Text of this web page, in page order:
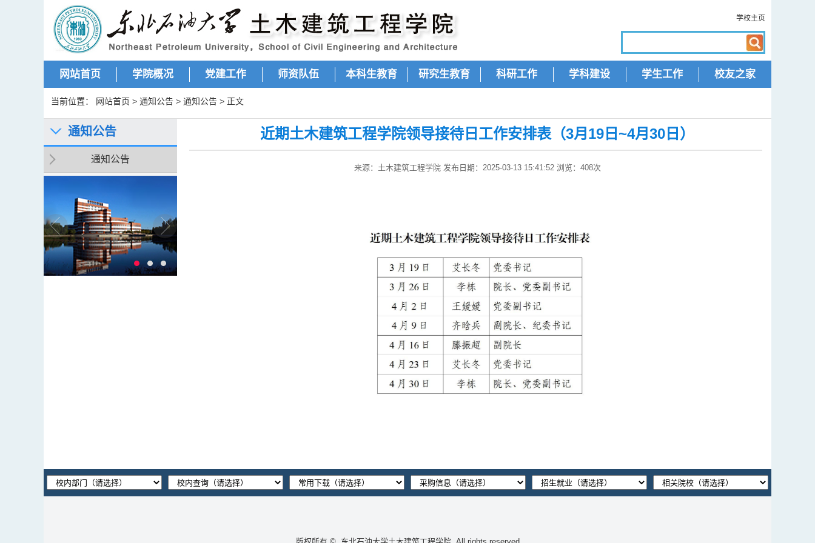
学校主页
网站首页 学院概况 党建工作 师资队伍 本科生教育 研究生教育 科研工作 学科建设 学生工作 校友之家
当前位置： 网站首页 > 通知公告 > 通知公告 > 正文
通知公告
通知公告
近期土木建筑工程学院领导接待日工作安排表（3月19日~4月30日）
来源：土木建筑工程学院 发布日期：2025-03-13 15:41:52 浏览： 408次